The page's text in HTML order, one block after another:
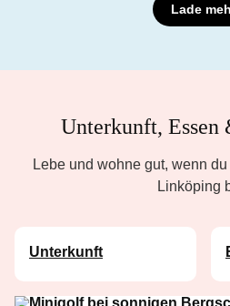
Lade
Unterkunft,
Lebe und wohne gut, wenn
Linköping
Unterkunft